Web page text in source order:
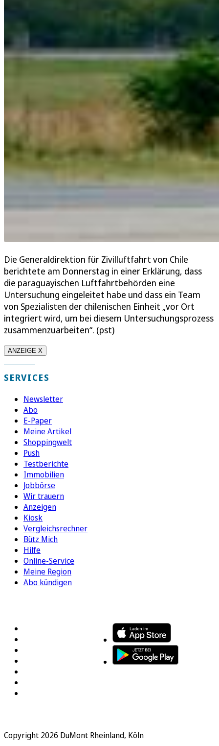
Die Generaldirektion für Zivilluftfahrt von Chile
berichtete am Donnerstag in einer Erklärung, dass
die paraguayischen Luftfahrtbehörden eine
Untersuchung eingeleitet habe und dass ein Team
von Spezialisten der chilenischen Einheit „vor Ort
integriert wird, um bei diesem Untersuchungsprozess
zusammenzuarbeiten“. (pst)
ANZEIGE X
SERVICES
Newsletter
Abo
E-Paper
Meine Artikel
Shoppingwelt
Push
Testberichte
Immobilien
Jobbörse
Wir trauern
Anzeigen
Kiosk
Vergleichsrechner
Bütz Mich
Hilfe
Online-Service
Meine Region
Abo kündigen
Copyright 2026 DuMont Rheinland, Köln